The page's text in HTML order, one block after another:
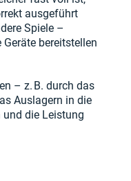
ausgeführt
Spiele –
bereitstellen
– z. B. durch das
Auslagern in die
die Leistung